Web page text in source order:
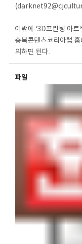
이밖에 ‘3D프린팅 아
충북콘텐츠코리아랩
의하면 된다.
파일